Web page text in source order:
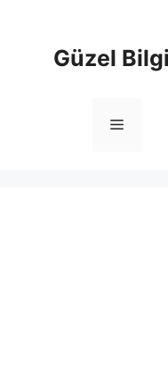
Güzel
Menü